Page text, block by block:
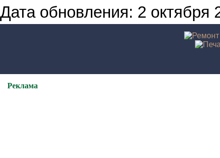
Дата обновления: 2 октября
Реклама